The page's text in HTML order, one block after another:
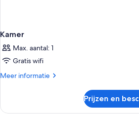
Kamer
Max. aantal: 1
Gratis wifi
Meer informatie
Meer
Prijzen en